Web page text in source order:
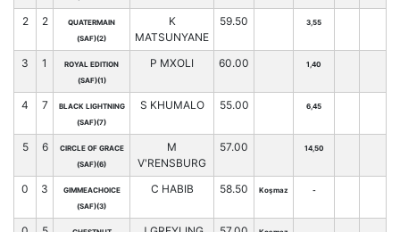
2 2
QUATERMAIN
(SAF)(2)
K
MATSUNYANE
59.50 3,55
3 1
ROYAL EDITION
(SAF)(1)
P MXOLI 60.00 1,40
4 7
BLACK LIGHTNING
(SAF)(7)
S KHUMALO 55.00 6,45
5 6
CIRCLE OF GRACE
(SAF)(6)
M
V'RENSBURG
57.00 14,50
0 3
GIMMEACHOICE
(SAF)(3)
C HABIB 58.50 Koşmaz -